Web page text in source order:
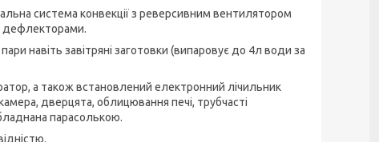
система конвекції з реверсивним вентилятором
дефлекторами.
навіть завітряні заготовки (випаровує до 4л води за
а також встановлений електронний лічильник
дверцята, облицювання печі, трубчасті
парасолькою.